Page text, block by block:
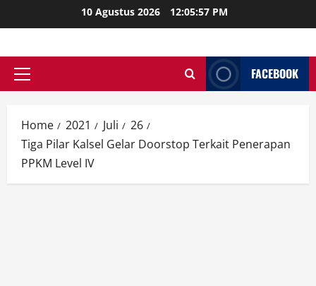
to
10 Agustus 2026 12:05:59 PM
Primary
FACEBOOK
Home 2021 Juli
26
Tiga Pilar Kalsel Gelar Doorstop Terkait Penerapan
PPKM Level IV